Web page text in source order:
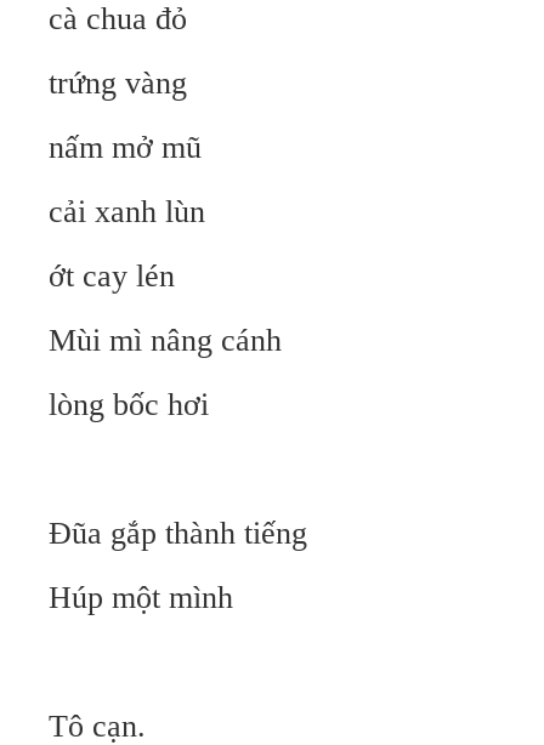
cà chua đỏ
trứng vàng
nấm mở mũ
cải xanh lùn
ớt cay lén
Mùi mì nâng cánh
lòng bốc hơi
Đũa gắp thành tiếng
Húp một mình
Tô cạn.